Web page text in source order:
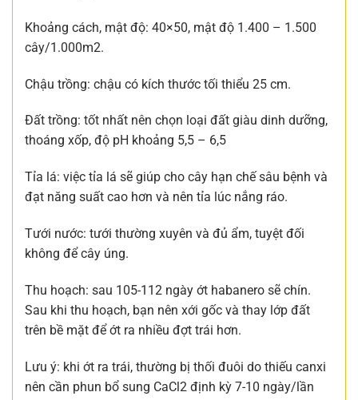
Khoảng cách, mật độ: 40×50, mật độ 1.400 – 1.500
cây/1.000m2.
Chậu trồng: chậu có kích thước tối thiểu 25 cm.
Đất trồng: tốt nhất nên chọn loại đất giàu dinh dưỡng,
thoáng xốp, độ pH khoảng 5,5 – 6,5
Tỉa lá: việc tỉa lá sẽ giúp cho cây hạn chế sâu bệnh và
đạt năng suất cao hơn và nên tỉa lúc nắng ráo.
Tưới nước: tưới thường xuyên và đủ ẩm, tuyệt đối
không để cây úng.
Thu hoạch: sau 105-112 ngày ớt habanero sẽ chín.
Sau khi thu hoạch, bạn nên xới gốc và thay lớp đất
trên bề mặt để ớt ra nhiều đợt trái hơn.
Lưu ý: khi ớt ra trái, thường bị thối đuôi do thiếu canxi
nên cần phun bổ sung CaCl2 định kỳ 7-10 ngày/lần